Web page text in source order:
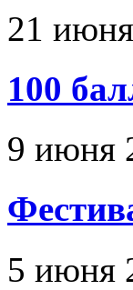
21
100
9 июня
5 июня